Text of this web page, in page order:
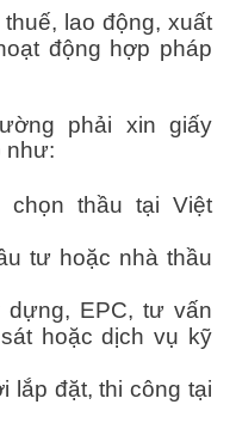
lao động, xuất
động hợp pháp
phải xin giấy
như:
chọn thầu tại Việt
tư hoặc nhà thầu
EPC, tư vấn
hoặc dịch vụ kỹ
lắp đặt, thi công tại